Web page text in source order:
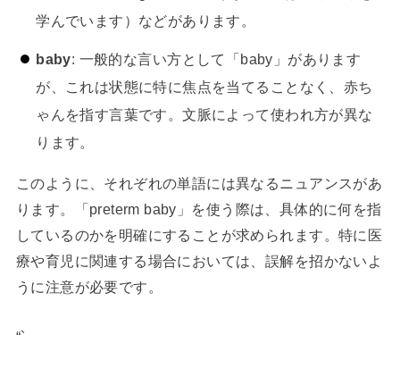
学んでいます）などがあります。
baby: 一般的な言い方として「baby」があります
が、これは状態に特に焦点を当てることなく、赤ち
ゃんを指す言葉です。文脈によって使われ方が異な
ります。
このように、それぞれの単語には異なるニュアンスがあ
ります。「preterm baby」を使う際は、具体的に何を指
しているのかを明確にすることが求められます。特に医
療や育児に関連する場合においては、誤解を招かないよ
うに注意が必要です。
“`